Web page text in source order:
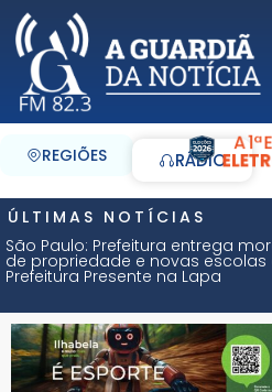
REGIÕES RÁDIO
A 1ª
ÚLTIMAS NOTÍCIAS
São Paulo: Prefeitura entrega
de propriedade e novas
Prefeitura Presente na Lapa